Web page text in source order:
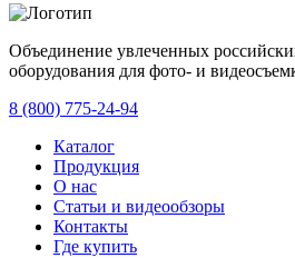
Объединение увлеченных
оборудования для фото- и
8 (800) 775-24-94
Каталог
Продукция
О нас
Статьи и видеообзоры
Контакты
Где купить